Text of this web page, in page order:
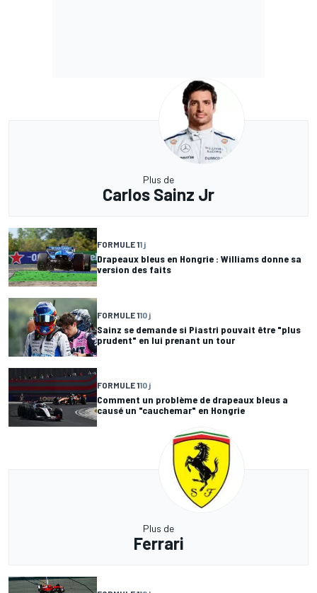
Plus de
Carlos Sainz Jr
FORMULE 11 j
Drapeaux bleus en Hongrie : Williams donne sa
version des faits
FORMULE 110 j
Sainz se demande si Piastri pouvait être "plus
prudent" en lui prenant un tour
FORMULE 110 j
Comment un problème de drapeaux bleus a
causé un "cauchemar" en Hongrie
Plus de
Ferrari